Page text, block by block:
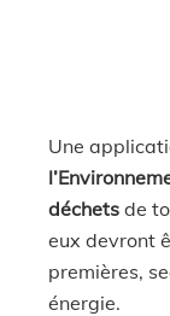
Une
déchets de
eux devront
premières,
énergie.